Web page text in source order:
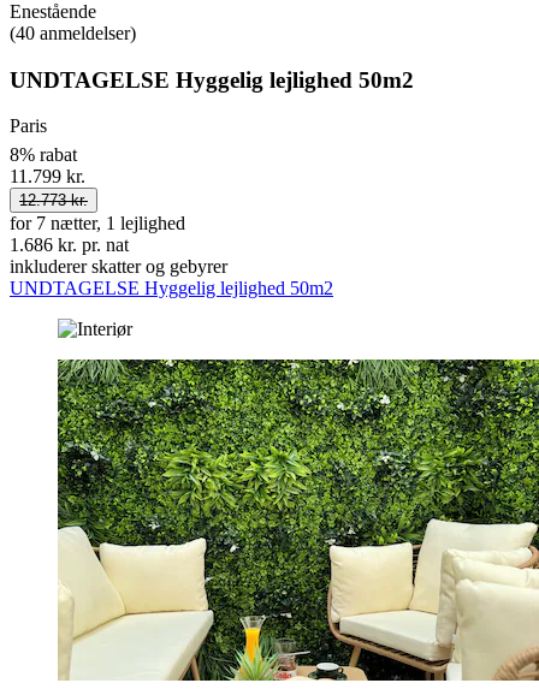
Enestående
(40 anmeldelser)
UNDTAGELSE Hyggelig lejlighed 50m2
Paris
8% rabat
11.799 kr.
12.773 kr.
for 7 nætter, 1 lejlighed
1.686 kr. pr. nat
inkluderer skatter og gebyrer
UNDTAGELSE Hyggelig lejlighed 50m2